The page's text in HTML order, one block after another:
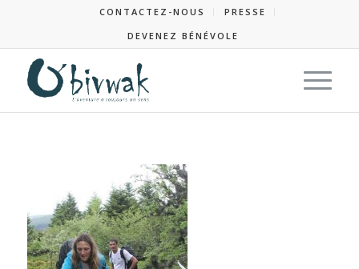
CONTACTEZ-NOUS
PRESSE
DEVENEZ BÉNÉVOLE